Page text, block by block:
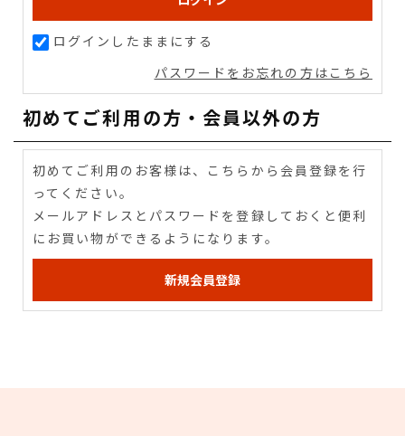
ログインしたままにする
パスワードをお忘れの方はこちら
初めてご利用の方・会員以外の方
初めてご利用のお客様は、こちらから会員登録を行
ってください。
メールアドレスとパスワードを登録しておくと便利
にお買い物ができるようになります。